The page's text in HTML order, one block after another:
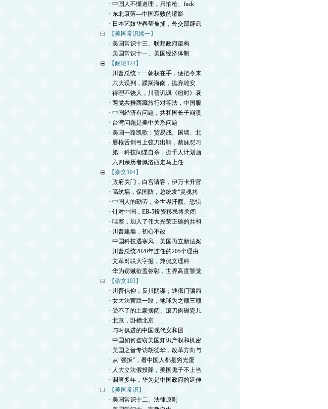
· 中国人不懂道理，只怕枪、fuck
· 东北衰落—中国衰败的缩影
· 日本艺妓华春莹被捕，外交部辟谣
【美国常识续一】
· 美国常识十三、联邦政府架构
· 美国常识十一、美国经济体制
【政论124】
· 川普总统：一朝权在手，便把令来
· 六大误判，蹂躏海南，抛弃雄安
· 得理不饶人，川普讥讽《纽时》衰
· 两党共推西藏旅行对等法，中国服
· 中国经济有问题，共和国长子崩溃
· 台湾问题是美中关系问题
· 美国一路凯歌：贸易战、国墙、北
· 唇枪舌剑弓上弦刀出鞘，蔡妹怼习
· 第一科技间谍自杀，撕千人计划画
· 六四亲历者佩洛西走马上任
【杂文104】
· 政府关门，白宫请客，伊万卡升官
· 高筑墙，保国防，总统发“灵魂拷
· 中国人的勤劳，令世界汗颜、恐惧
· 针对中国，EB-5投资移民将关闭
· 哇塞，加入了伟大光荣正确的共和
· 川普建墙，初心不改
· 中国科技遇寒风，美国再立新法案
· 川普总统2020年连任的205个理由
· 文革对联大字报，兼侃文理科
· 华为窃贼欲盖弥彰，世界高度警觉
【杂文103】
· 川普信仰；反川阴谋；通俄门骗局
· 女大法官跌一跤，地球为之颤三颤
· 受不了的土豪摆阔、滚刀肉碰瓷儿
· 北京，卧槽北京
· 与时俱进的中国现代义和团
· 中国如何盗窃美国知识产权和机密
· 美国之音专访胡德华，改革方向与
· 从“强拆”，看中国人都是穷光蛋
· 人大立法假投降，美国鬼子不上当
· 调查多年，华为是中国政府的延伸
【美国常识】
· 美国常识十二、法律原则